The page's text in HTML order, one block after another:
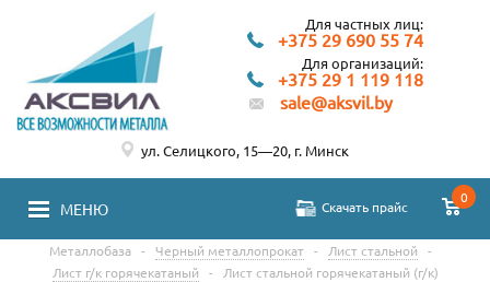
Для частных лиц:
+375 29 690 55 74
Для организаций:
+375 29 1 119 118
sale@aksvil.by
МЕНЮ Скачать прайс
0
ул. Селицкого, 15—20, г. Минск
Металлобаза - Черный металлопрокат - Лист стальной
-
Лист г/к горячекатаный
-
Лист стальной горячекатаный (г/к)